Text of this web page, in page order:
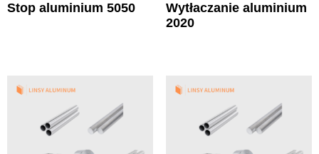
Stop aluminium 5050
Wytłaczanie aluminium
2020